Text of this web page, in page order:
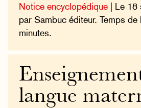
Notice encyclopédique | Le 18
par Sambuc éditeur. Temps de
minutes.
langue